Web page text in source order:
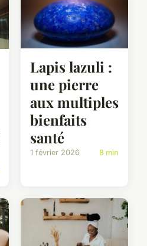
Lapis lazuli :
une pierre
aux multiples
bienfaits
santé
1 février 2026 8 min